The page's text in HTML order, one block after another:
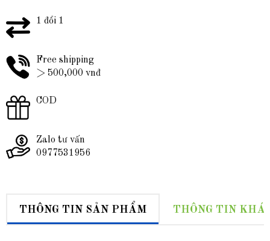
1 đổi 1
Free shipping
> 500,000 vnđ
COD
Zalo tư vấn
0977531956
THÔNG TIN SẢN PHẨM THÔNG TIN